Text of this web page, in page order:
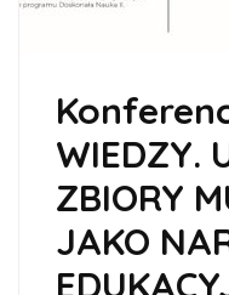
WIEDZY.
ZBIORY
JAKO